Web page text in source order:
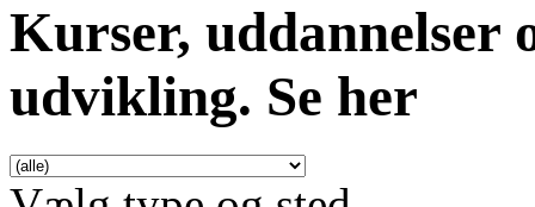
Kurser, uddannelser
udvikling. Se her